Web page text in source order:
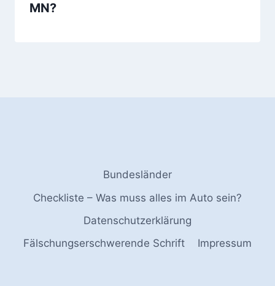
MN?
Bundesländer
Checkliste – Was muss alles im Auto sein?
Datenschutzerklärung
Fälschungserschwerende Schrift
Impressum